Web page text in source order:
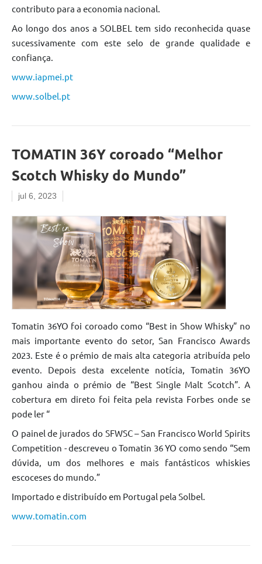
contributo para a economia nacional.
Ao longo dos anos a SOLBEL tem sido reconhecida quase
sucessivamente com este selo de grande qualidade e
confiança.
www.iapmei.pt
www.solbel.pt
TOMATIN 36Y coroado “Melhor
Scotch Whisky do Mundo”
jul 6, 2023
Tomatin 36YO foi coroado como “Best in Show Whisky” no
mais importante evento do setor, San Francisco Awards
2023. Este é o prémio de mais alta categoria atribuída pelo
evento. Depois desta excelente notícia, Tomatin 36YO
ganhou ainda o prémio de “Best Single Malt Scotch”. A
cobertura em direto foi feita pela revista Forbes onde se
pode ler “
O painel de jurados do SFWSC – San Francisco World Spirits
Competition - descreveu o Tomatin 36 YO como sendo “Sem
dúvida, um dos melhores e mais fantásticos whiskies
escoceses do mundo.”
Importado e distribuído em Portugal pela Solbel.
www.tomatin.com